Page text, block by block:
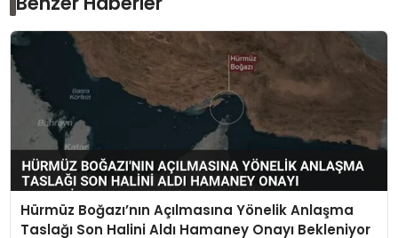
Hürmüz Boğazı’nın Açılmasına Yönelik Anlaşma
Taslağı Son Halini Aldı Hamaney Onayı Bekleniyor